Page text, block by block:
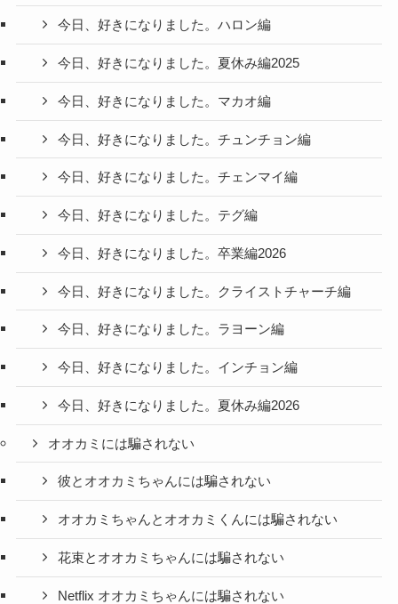
今日、好きになりました。ハロン編
今日、好きになりました。夏休み編2025
今日、好きになりました。マカオ編
今日、好きになりました。チュンチョン編
今日、好きになりました。チェンマイ編
今日、好きになりました。テグ編
今日、好きになりました。卒業編2026
今日、好きになりました。クライストチャーチ編
今日、好きになりました。ラヨーン編
今日、好きになりました。インチョン編
今日、好きになりました。夏休み編2026
オオカミには騙されない
彼とオオカミちゃんには騙されない
オオカミちゃんとオオカミくんには騙されない
花束とオオカミちゃんには騙されない
Netflix オオカミちゃんには騙されない